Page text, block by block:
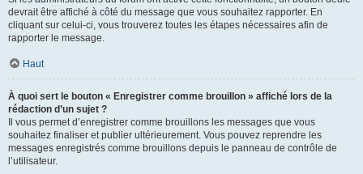
devrait être affiché à côté du message que vous souhaitez rapporter. En
cliquant sur celui-ci, vous trouverez toutes les étapes nécessaires afin de
rapporter le message.
Haut
À quoi sert le bouton « Enregistrer comme brouillon » affiché lors de la
rédaction d’un sujet ?
Il vous permet d’enregistrer comme brouillons les messages que vous
souhaitez finaliser et publier ultérieurement. Vous pouvez reprendre les
messages enregistrés comme brouillons depuis le panneau de contrôle de
l’utilisateur.